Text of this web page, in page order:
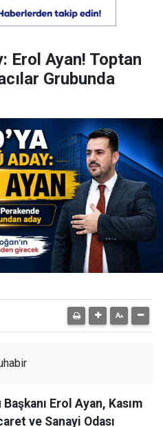
Erol Ayan! Toptan
Grubunda
Erol Ayan, Kasım
ve Sanayi Odası